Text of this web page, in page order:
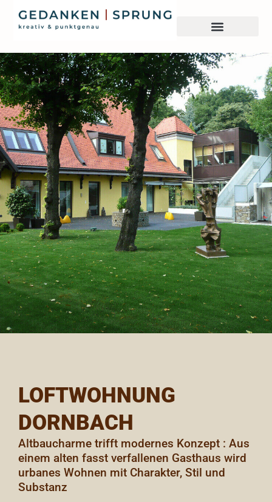
LOFTWOHNUNG
DORNBACH
Altbaucharme trifft modernes Konzept : Aus
einem alten fasst verfallenen Gasthaus wird
urbanes Wohnen mit Charakter, Stil und
Substanz